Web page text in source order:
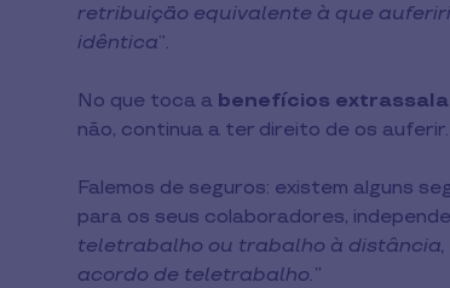
retribuição equivalente à que
idêntica”.
No que toca a benefícios
não, continua a ter direito de os auferir.
Falemos de seguros: existem alguns
para os seus colaboradores,
teletrabalho ou trabalho à
acordo de teletrabalho.”